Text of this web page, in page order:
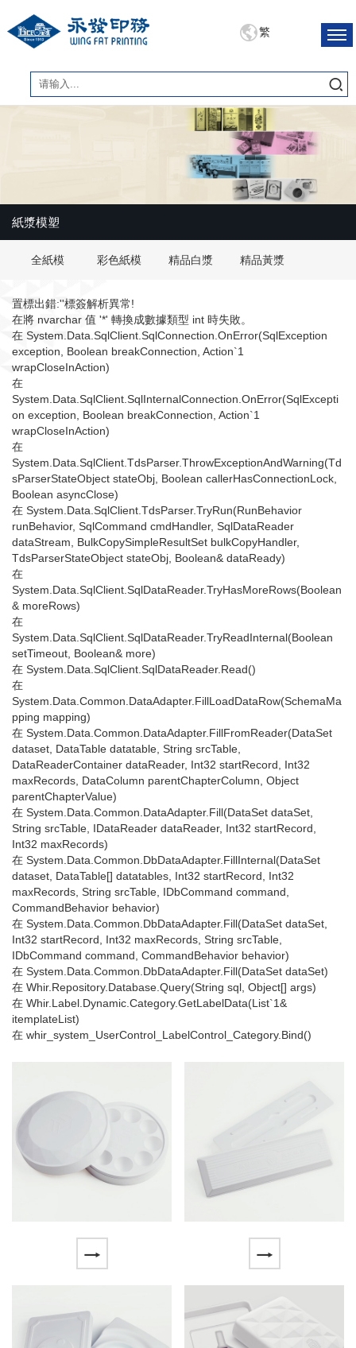
繁
紙漿模塑
全紙模 彩色紙模 精品白漿 精品黃漿
置標出錯:''標簽解析異常!
在將 nvarchar 值 '*' 轉換成數據類型 int 時失敗。
在 System.Data.SqlClient.SqlConnection.OnError(SqlException
exception, Boolean breakConnection, Action`1
wrapCloseInAction)
在
System.Data.SqlClient.SqlInternalConnection.OnError(SqlExcepti
on exception, Boolean breakConnection, Action`1
wrapCloseInAction)
在
System.Data.SqlClient.TdsParser.ThrowExceptionAndWarning(Td
sParserStateObject stateObj, Boolean callerHasConnectionLock,
Boolean asyncClose)
在 System.Data.SqlClient.TdsParser.TryRun(RunBehavior
runBehavior, SqlCommand cmdHandler, SqlDataReader
dataStream, BulkCopySimpleResultSet bulkCopyHandler,
TdsParserStateObject stateObj, Boolean& dataReady)
在
System.Data.SqlClient.SqlDataReader.TryHasMoreRows(Boolean
& moreRows)
在
System.Data.SqlClient.SqlDataReader.TryReadInternal(Boolean
setTimeout, Boolean& more)
在 System.Data.SqlClient.SqlDataReader.Read()
在
System.Data.Common.DataAdapter.FillLoadDataRow(SchemaMa
pping mapping)
在 System.Data.Common.DataAdapter.FillFromReader(DataSet
dataset, DataTable datatable, String srcTable,
DataReaderContainer dataReader, Int32 startRecord, Int32
maxRecords, DataColumn parentChapterColumn, Object
parentChapterValue)
在 System.Data.Common.DataAdapter.Fill(DataSet dataSet,
String srcTable, IDataReader dataReader, Int32 startRecord,
Int32 maxRecords)
在 System.Data.Common.DbDataAdapter.FillInternal(DataSet
dataset, DataTable[] datatables, Int32 startRecord, Int32
maxRecords, String srcTable, IDbCommand command,
CommandBehavior behavior)
在 System.Data.Common.DbDataAdapter.Fill(DataSet dataSet,
Int32 startRecord, Int32 maxRecords, String srcTable,
IDbCommand command, CommandBehavior behavior)
在 System.Data.Common.DbDataAdapter.Fill(DataSet dataSet)
在 Whir.Repository.Database.Query(String sql, Object[] args)
在 Whir.Label.Dynamic.Category.GetLabelData(List`1&
itemplateList)
在 whir_system_UserControl_LabelControl_Category.Bind()